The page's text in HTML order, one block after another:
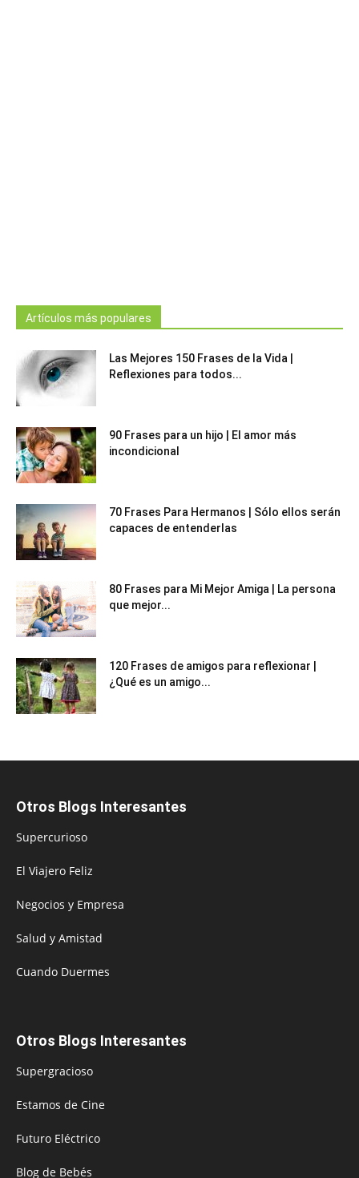
Artículos más populares
Las Mejores 150 Frases de la Vida |
Reflexiones para todos...
90 Frases para un hijo | El amor más
incondicional
70 Frases Para Hermanos | Sólo ellos serán
capaces de entenderlas
80 Frases para Mi Mejor Amiga | La persona
que mejor...
120 Frases de amigos para reflexionar |
¿Qué es un amigo...
Otros Blogs Interesantes
Supercurioso
El Viajero Feliz
Negocios y Empresa
Salud y Amistad
Cuando Duermes
Otros Blogs Interesantes
Supergracioso
Estamos de Cine
Futuro Eléctrico
Blog de Bebés